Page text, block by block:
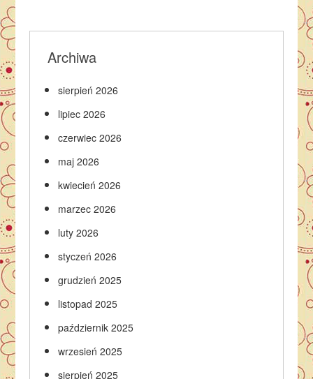
Archiwa
sierpień 2026
lipiec 2026
czerwiec 2026
maj 2026
kwiecień 2026
marzec 2026
luty 2026
styczeń 2026
grudzień 2025
listopad 2025
październik 2025
wrzesień 2025
sierpień 2025